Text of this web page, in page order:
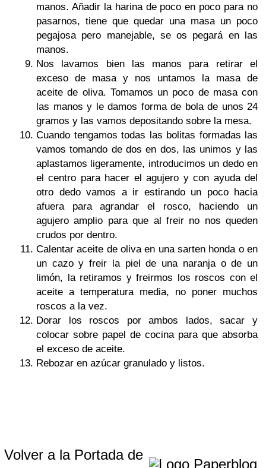
manos. Añadir la harina de poco en poco para no
pasarnos, tiene que quedar una masa un poco
pegajosa pero manejable, se os pegará en las
manos.
Nos lavamos bien las manos para retirar el
exceso de masa y nos untamos la masa de
aceite de oliva. Tomamos un poco de masa con
las manos y le damos forma de bola de unos 24
gramos y las vamos depositando sobre la mesa.
Cuando tengamos todas las bolitas formadas las
vamos tomando de dos en dos, las unimos y las
aplastamos ligeramente, introducimos un dedo en
el centro para hacer el agujero y con ayuda del
otro dedo vamos a ir estirando un poco hacia
afuera para agrandar el rosco, haciendo un
agujero amplio para que al freir no nos queden
crudos por dentro.
Calentar aceite de oliva en una sarten honda o en
un cazo y freir la piel de una naranja o de un
limón, la retiramos y freirmos los roscos con el
aceite a temperatura media, no poner muchos
roscos a la vez.
Dorar los roscos por ambos lados, sacar y
colocar sobre papel de cocina para que absorba
el exceso de aceite.
Rebozar en azúcar granulado y listos.
Volver a la Portada de